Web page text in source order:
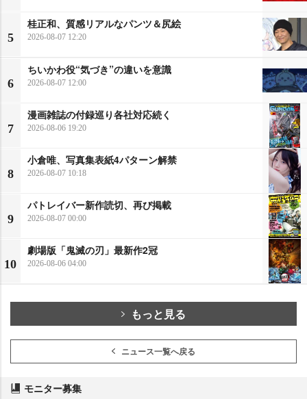
5
桂正和、質感リアルなパンツ＆尻絵
2026-08-07 12:20
6
ちいかわ役“気づき”の違いを意識
2026-08-07 12:00
7
漫画雑誌の付録巡り各社対応続く
2026-08-06 19:20
8
小倉唯、写真集表紙4パターン解禁
2026-08-07 10:18
9
パトレイバー新作読切、再び掲載
2026-08-07 00:00
10
劇場版「鬼滅の刃」最新作2冠
2026-08-06 04:00
もっと見る
ニュース一覧へ戻る
モニター募集